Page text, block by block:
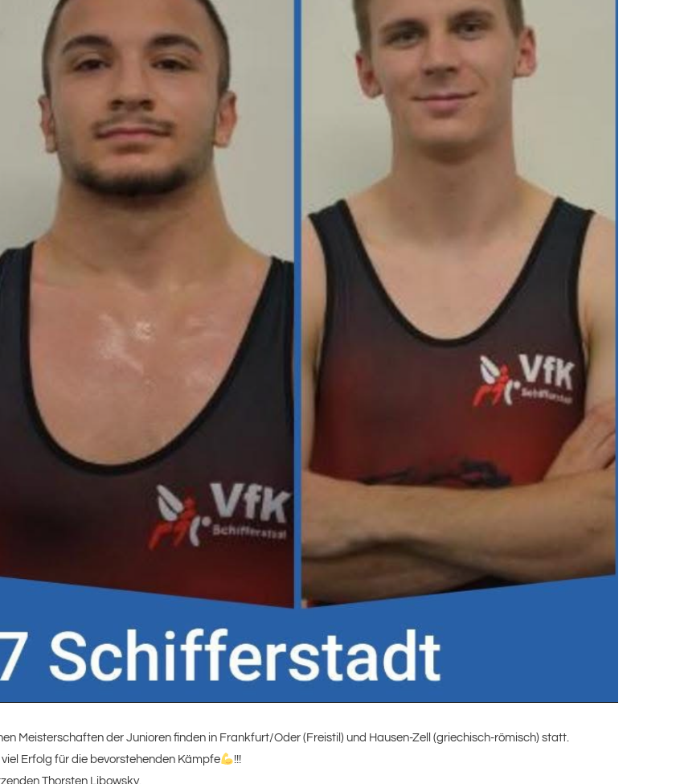
Meisterschaften der Junioren finden in Frankfurt/Oder (Freistil) und Hausen-Zell (griechisch-römisch) statt.
Erfolg für die bevorstehenden Kämpfe
!!!
Thorsten Libowsky.